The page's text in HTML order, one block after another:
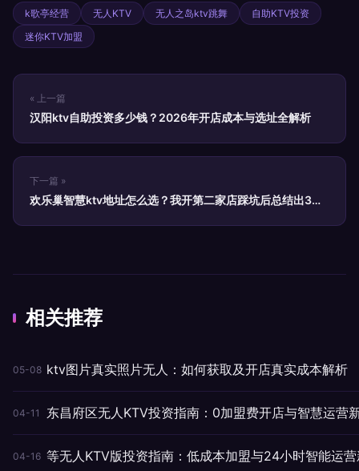
k歌亭经营 无人KTV 无人之岛ktv跳舞
自助KTV投资
迷你KTV加盟
« 上一篇
汉阳ktv自助投资多少钱？2026年开店成本与选址全解析
下一篇 »
欢乐巢智慧ktv地址怎么选？我开第二家店踩坑后总结出3个
相关推荐
05-08 ktv图片真实照片无人：如何获取及开店真实成本解析
04-11 东昌府区无人KTV投资指南：0加盟费开店与智慧运营
04-16 等无人KTV版投资指南：低成本加盟与24小时智能运